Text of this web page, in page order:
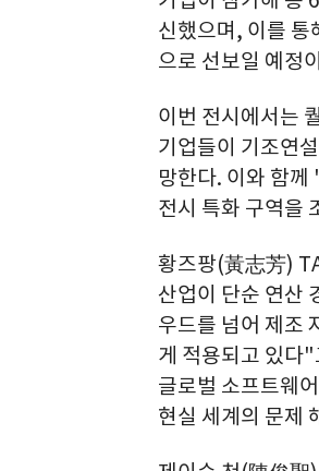
신했으며, 이를 통
으로 선보일 예정
이번 전시에서는
기업들이 기조연
망한다. 이와 함
전시 특화 구역을
황즈팡(黃志芳)
산업이 단순 연산
우드를 넘어 제조
게 적용되고 있다
글로벌 소프트웨
현실 세계의 문제